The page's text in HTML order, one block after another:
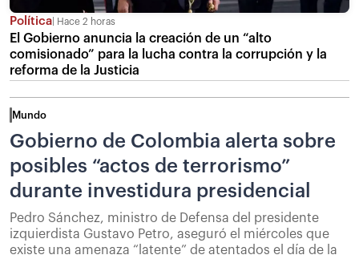
Política Hace 2 horas
El Gobierno anuncia la creación de un “alto
comisionado” para la lucha contra la corrupción y la
reforma de la Justicia
Mundo
Gobierno de Colombia alerta sobre
posibles “actos de terrorismo”
durante investidura presidencial
Pedro Sánchez, ministro de Defensa del presidente
izquierdista Gustavo Petro, aseguró el miércoles que
existe una amenaza “latente” de atentados el día de la